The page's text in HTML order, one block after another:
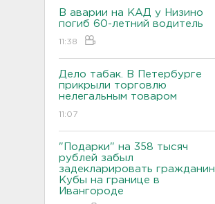
В аварии на КАД у Низино
погиб 60-летний водитель
11:38
Дело табак. В Петербурге
прикрыли торговлю
нелегальным товаром
11:07
"Подарки" на 358 тысяч
рублей забыл
задекларировать гражданин
Кубы на границе в
Ивангороде